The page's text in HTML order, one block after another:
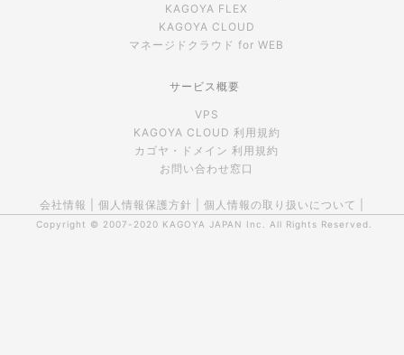
KAGOYA FLEX
KAGOYA CLOUD
マネージドクラウド for WEB
サービス概要
VPS
KAGOYA CLOUD 利用規約
カゴヤ・ドメイン 利用規約
お問い合わせ窓口
会社情報 個人情報保護方針 個人情報の取り扱いについて
Copyright © 2007-2020 KAGOYA JAPAN Inc. All Rights Reserved.